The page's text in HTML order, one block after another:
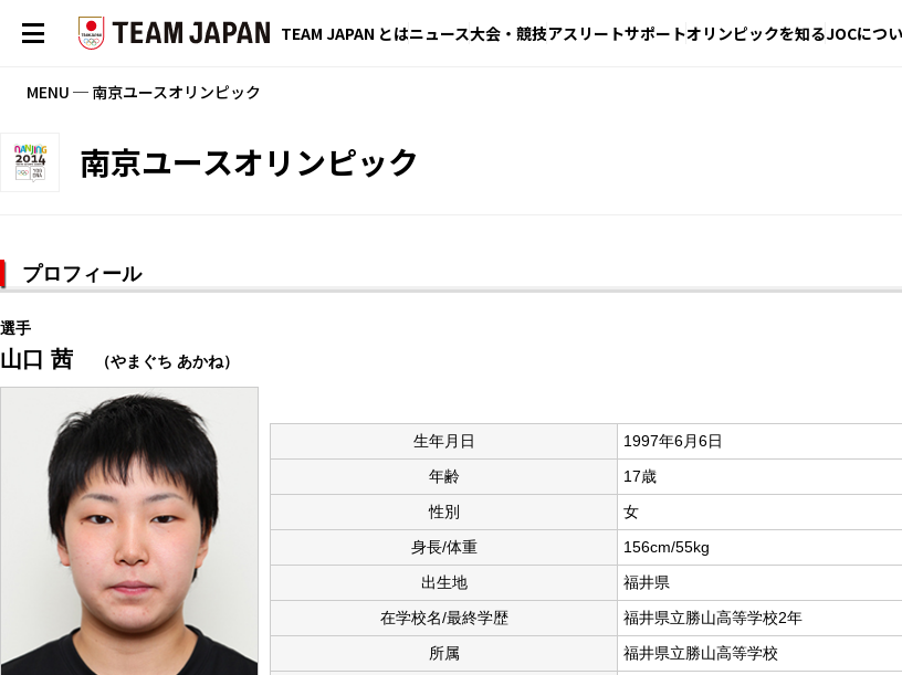
TEAM JAPAN とはニュース大会・競技アスリートサポートオリンピックを知るJOCにつ
MENU ─ 南京ユースオリンピック
南京ユースオリンピック
プロフィール
選手
山口 茜 （やまぐち あかね）
生年月日
1997年6月6日
年齢
17歳
性別
女
身長/体重
156cm/55kg
出生地
福井県
在学校名/最終学歴
福井県立勝山高等学校2年
所属
福井県立勝山高等学校